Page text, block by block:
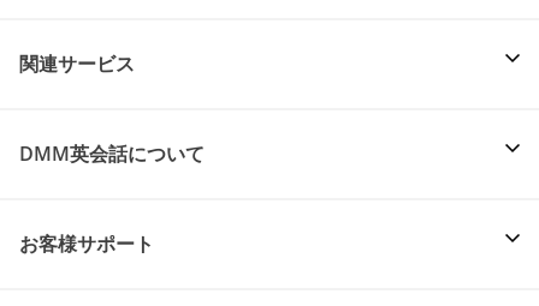
関連サービス
DMM英会話について
お客様サポート